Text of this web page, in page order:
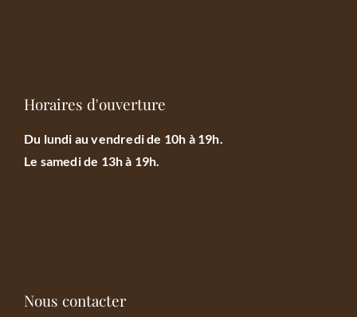
Horaires d'ouverture
Du lundi au vendredi de 10h à 19h.
Le samedi de 13h à 19h.
Nous contacter